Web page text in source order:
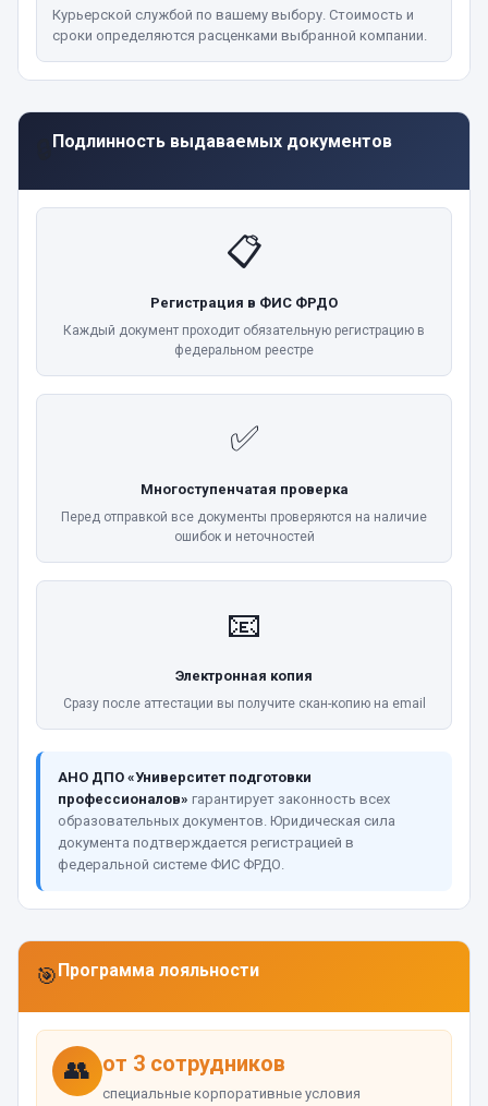
Курьерской службой по вашему выбору. Стоимость и
сроки определяются расценками выбранной компании.
Подлинность выдаваемых документов
📋
Регистрация в ФИС ФРДО
Каждый документ проходит обязательную регистрацию в
федеральном реестре
✅
Многоступенчатая проверка
Перед отправкой все документы проверяются на наличие
ошибок и неточностей
📧
Электронная копия
Сразу после аттестации вы получите скан-копию на email
АНО ДПО «Университет подготовки
профессионалов» гарантирует законность всех
образовательных документов. Юридическая сила
документа подтверждается регистрацией в
федеральной системе ФИС ФРДО.
🎯Программа лояльности
👥 от 3 сотрудников
специальные корпоративные условия